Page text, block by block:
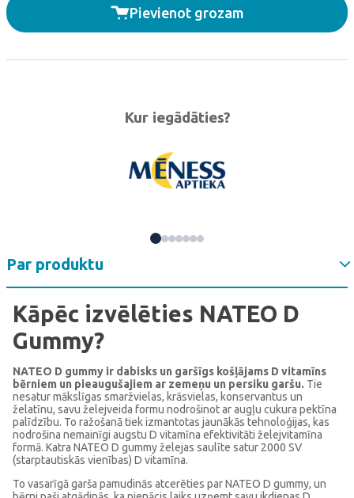
Pievienot grozam
Kur iegādāties?
Par produktu
Kāpēc izvēlēties NATEO D
Gummy?
NATEO D gummy ir dabisks un garšīgs košļājams D vitamīns
bērniem un pieaugušajiem ar zemeņu un persiku garšu. Tie
nesatur mākslīgas smaržvielas, krāsvielas, konservantus un
želatīnu, savu želejveida formu nodrošinot ar augļu cukura pektīna
palīdzību. To ražošanā tiek izmantotas jaunākās tehnoloģijas, kas
nodrošina nemainīgi augstu D vitamīna efektivitāti želejvitamīna
formā. Katra NATEO D gummy želejas saulīte satur 2000 SV
(starptautiskās vienības) D vitamīna.
To vasarīgā garša pamudinās atcerēties par NATEO D gummy, un